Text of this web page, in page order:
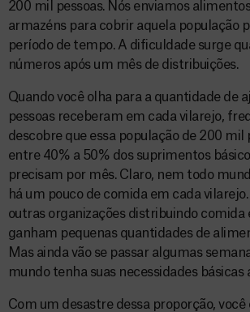
200 mil pessoas. Nós enviamos
armazéns para cobrir aquela população
período de tempo. A dificuldade surge
números após um mês de distribuições.
Quando você olha para a quantidade de
pessoas receberam em cada vilarejo,
descobre que essa população de 200 mil
entre 40% a 50% dos suprimentos
precisam por mês. Claro, nem todo
há um pouco de comida em cada
outras organizações distribuindo comida
ganham pequenas quantidades de
Mas ainda vão se passar algumas
mundo tenha suas necessidades básicas
Com um desastre dessa proporção,